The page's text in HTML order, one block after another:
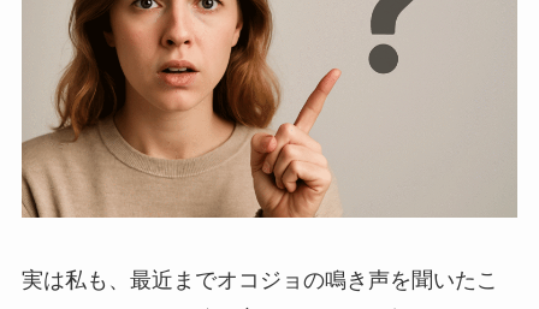
実は私も、最近までオコジョの鳴き声を聞いたこ